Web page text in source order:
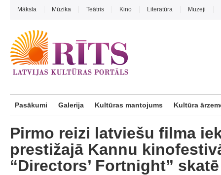
Māksla Mūzika Teātris Kino Literatūra Muzeji
Pasākumi Galerija Kultūras mantojums Kultūra
Pirmo reizi latviešu filma
prestižajā Kannu
“Directors’ Fortnight” skatē